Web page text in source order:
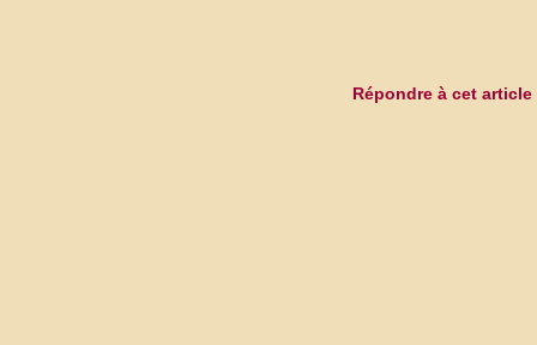
Répondre à cet article